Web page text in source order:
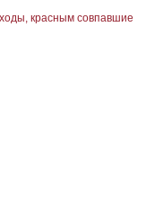
красным совпавшие